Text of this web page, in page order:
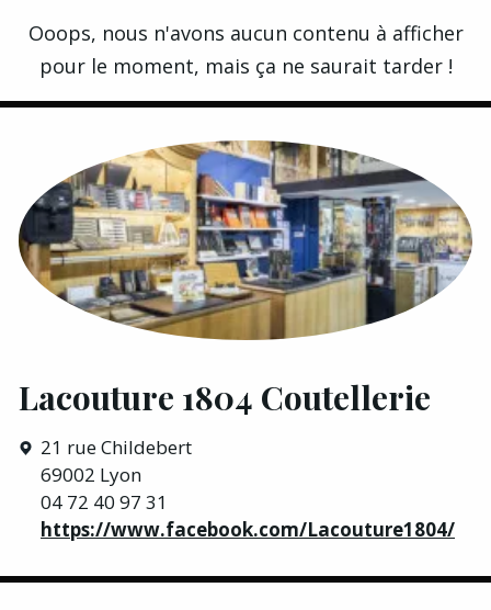
Ooops, nous n'avons aucun contenu à afficher
pour le moment, mais ça ne saurait tarder !
Lacouture 1804 Coutellerie
21 rue Childebert
69002 Lyon
04 72 40 97 31
https://www.facebook.com/Lacouture1804/